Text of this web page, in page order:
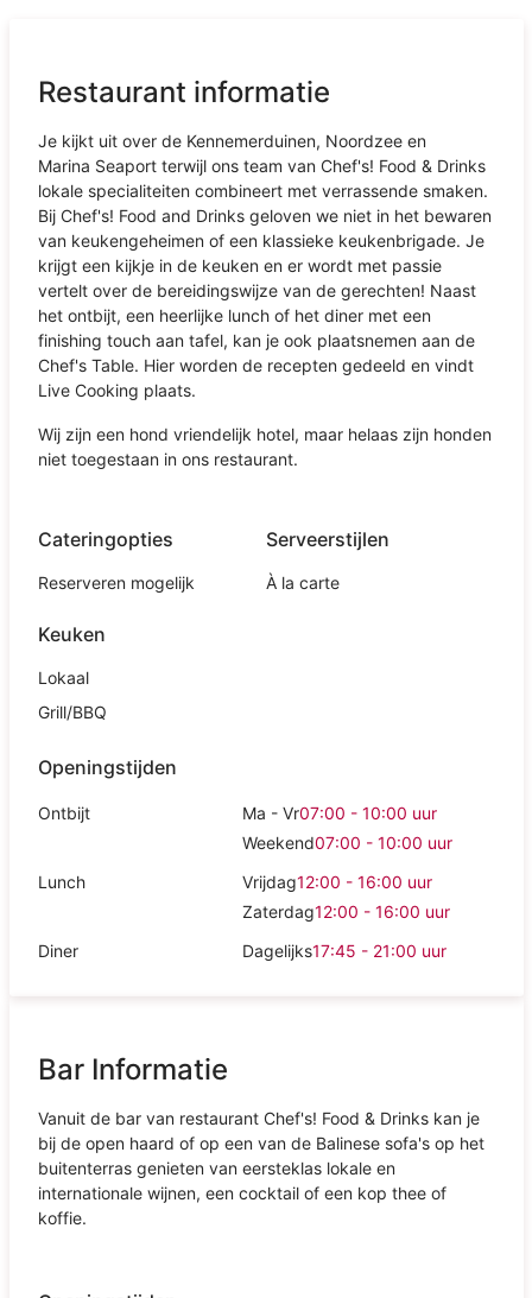
Restaurant informatie
Je kijkt uit over de Kennemerduinen, Noordzee en
Marina Seaport terwijl ons team van Chef's! Food & Drinks
lokale specialiteiten combineert met verrassende smaken.
Bij Chef's! Food and Drinks geloven we niet in het bewaren
van keukengeheimen of een klassieke keukenbrigade. Je
krijgt een kijkje in de keuken en er wordt met passie
vertelt over de bereidingswijze van de gerechten! Naast
het ontbijt, een heerlijke lunch of het diner met een
finishing touch aan tafel, kan je ook plaatsnemen aan de
Chef's Table. Hier worden de recepten gedeeld en vindt
Live Cooking plaats.
Wij zijn een hond vriendelijk hotel, maar helaas zijn honden
niet toegestaan in ons restaurant.
Cateringopties
Reserveren mogelijk
Serveerstijlen
À la carte
Keuken
Lokaal
Grill/BBQ
Openingstijden
Ontbijt Ma - Vr07:00 - 10:00 uur
Weekend07:00 - 10:00 uur
Lunch
Vrijdag12:00 - 16:00 uur
Zaterdag12:00 - 16:00 uur
Diner
Dagelijks17:45 - 21:00 uur
Bar Informatie
Vanuit de bar van restaurant Chef's! Food & Drinks kan je
bij de open haard of op een van de Balinese sofa's op het
buitenterras genieten van eersteklas lokale en
internationale wijnen, een cocktail of een kop thee of
koffie.